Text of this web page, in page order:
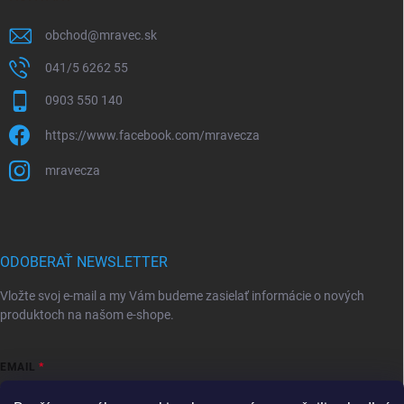
obchod@mravec.sk
041/5 6262 55
0903 550 140
https://www.facebook.com/mravecza
mravecza
ODOBERAŤ NEWSLETTER
Vložte svoj e-mail a my Vám budeme zasielať informácie o nových
produktoch na našom e-shope.
EMAIL